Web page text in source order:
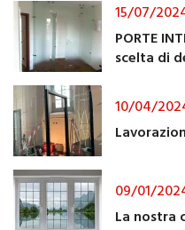
15/07/
PORTE
scelta di
10/04/
09/01/
La nostra